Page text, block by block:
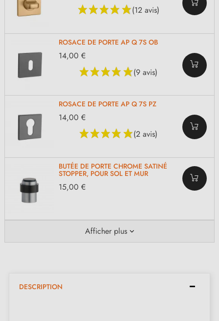
(12 avis)
ROSACE DE PORTE AP Q 7S OB
(9 avis)
14,00 €
ROSACE DE PORTE AP Q 7S PZ
(2 avis)
14,00 €
BUTÉE DE PORTE CHROME SATINÉ
STOPPER, POUR SOL ET MUR
15,00 €
Afficher plus
DESCRIPTION